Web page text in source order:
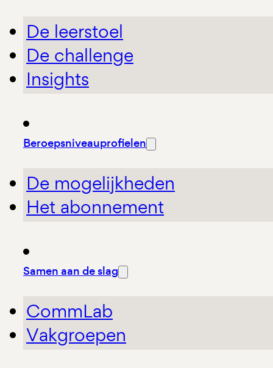
De leerstoel
De challenge
Insights
Beroepsniveauprofielen
De mogelijkheden
Het abonnement
Samen aan de slag
CommLab
Vakgroepen